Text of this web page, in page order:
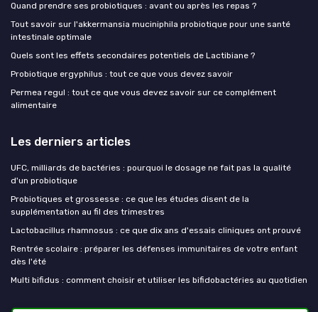
Quand prendre ses probiotiques : avant ou après les repas ?
Tout savoir sur l'akkermansia muciniphila probiotique pour une santé
intestinale optimale
Quels sont les effets secondaires potentiels de Lactibiane ?
Probiotique ergyphilus : tout ce que vous devez savoir
Permea regul : tout ce que vous devez savoir sur ce complément
alimentaire
Les derniers articles
UFC, milliards de bactéries : pourquoi le dosage ne fait pas la qualité
d'un probiotique
Probiotiques et grossesse : ce que les études disent de la
supplémentation au fil des trimestres
Lactobacillus rhamnosus : ce que dix ans d'essais cliniques ont prouvé
Rentrée scolaire : préparer les défenses immunitaires de votre enfant
dès l'été
Multi bifidus : comment choisir et utiliser les bifidobactéries au quotidien